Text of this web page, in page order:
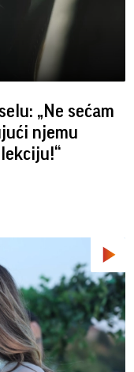
„Ne sećam
njemu